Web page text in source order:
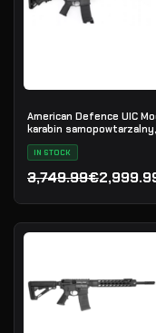
American Defence UIC
karabin
.223 Rem
IN STOCK
3,749.99€
Pierwotna cena
Aktualna cena